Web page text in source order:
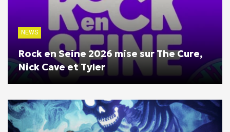
NEWS
Rock en Seine 2026 mise sur The Cure,
Nick Cave et Tyler